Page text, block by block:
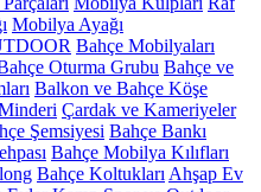
Mobilya Ayağı
Bahçe Mobilyaları
Oturma Grubu Bahçe ve
Balkon ve Bahçe Köşe
Çardak ve Kameriyeler
Şemsiyesi Bahçe Bankı
Bahçe Mobilya Kılıfları
Bahçe Koltukları Ahşap Ev